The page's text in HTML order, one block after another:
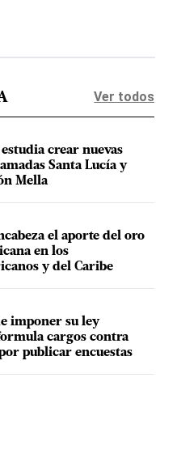
Ver todos
crear nuevas
Santa Lucía y
Mella
el aporte del oro
en los
y del Caribe
imponer su ley
cargos contra
publicar encuestas